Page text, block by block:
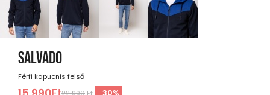
SALVADO
Férfi kapucnis felső